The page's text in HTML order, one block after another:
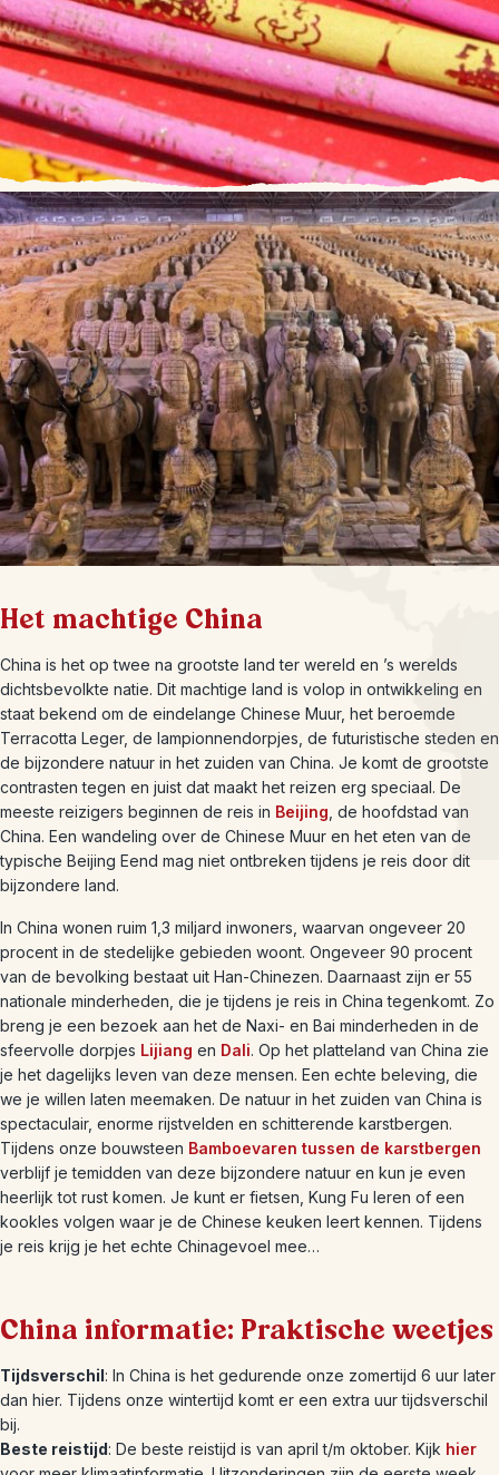
Het machtige China
China is het op twee na grootste land ter wereld en ’s werelds
dichtsbevolkte natie. Dit machtige land is volop in ontwikkeling en
staat bekend om de eindelange Chinese Muur, het beroemde
Terracotta Leger, de lampionnendorpjes, de futuristische steden en
de bijzondere natuur in het zuiden van China. Je komt de grootste
contrasten tegen en juist dat maakt het reizen erg speciaal. De
meeste reizigers beginnen de reis in Beijing , de hoofdstad van
China. Een wandeling over de Chinese Muur en het eten van de
typische Beijing Eend mag niet ontbreken tijdens je reis door dit
bijzondere land.
In China wonen ruim 1,3 miljard inwoners, waarvan ongeveer 20
procent in de stedelijke gebieden woont. Ongeveer 90 procent
van de bevolking bestaat uit Han-Chinezen. Daarnaast zijn er 55
nationale minderheden, die je tijdens je reis in China tegenkomt. Zo
breng je een bezoek aan het de Naxi- en Bai minderheden in de
sfeervolle dorpjes Lijiang en Dali. Op het platteland van China zie
je het dagelijks leven van deze mensen. Een echte beleving, die
we je willen laten meemaken. De natuur in het zuiden van China is
spectaculair, enorme rijstvelden en schitterende karstbergen.
Tijdens onze bouwsteen Bamboevaren tussen de karstbergen
verblijf je temidden van deze bijzondere natuur en kun je even
heerlijk tot rust komen. Je kunt er fietsen, Kung Fu leren of een
kookles volgen waar je de Chinese keuken leert kennen. Tijdens
je reis krijg je het echte Chinagevoel mee…
China informatie: Praktische weetjes
Tijdsverschil: In China is het gedurende onze zomertijd 6 uur later
dan hier. Tijdens onze wintertijd komt er een extra uur tijdsverschil
bij.
Beste reistijd: De beste reistijd is van april t/m oktober. Kijk hier